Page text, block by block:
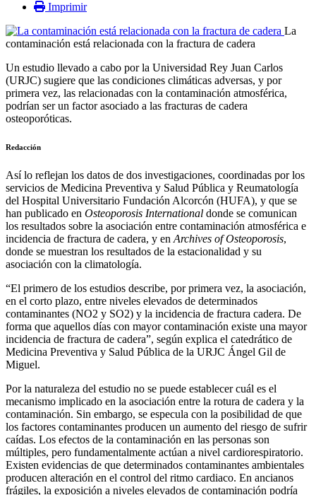
Imprimir
La
contaminación está relacionada con la fractura de cadera
Un estudio llevado a cabo por la Universidad Rey Juan Carlos
(URJC) sugiere que las condiciones climáticas adversas, y por
primera vez, las relacionadas con la contaminación atmosférica,
podrían ser un factor asociado a las fracturas de cadera
osteoporóticas.
Redacción
Así lo reflejan los datos de dos investigaciones, coordinadas por los
servicios de Medicina Preventiva y Salud Pública y Reumatología
del Hospital Universitario Fundación Alcorcón (HUFA), y que se
han publicado en Osteoporosis International donde se comunican
los resultados sobre la asociación entre contaminación atmosférica e
incidencia de fractura de cadera, y en Archives of Osteoporosis,
donde se muestran los resultados de la estacionalidad y su
asociación con la climatología.
“El primero de los estudios describe, por primera vez, la asociación,
en el corto plazo, entre niveles elevados de determinados
contaminantes (NO2 y SO2) y la incidencia de fractura cadera. De
forma que aquellos días con mayor contaminación existe una mayor
incidencia de fractura de cadera”, según explica el catedrático de
Medicina Preventiva y Salud Pública de la URJC Ángel Gil de
Miguel.
Por la naturaleza del estudio no se puede establecer cuál es el
mecanismo implicado en la asociación entre la rotura de cadera y la
contaminación. Sin embargo, se especula con la posibilidad de que
los factores contaminantes producen un aumento del riesgo de sufrir
caídas. Los efectos de la contaminación en las personas son
múltiples, pero fundamentalmente actúan a nivel cardiorespiratorio.
Existen evidencias de que determinados contaminantes ambientales
producen alteración en el control del ritmo cardiaco. En ancianos
frágiles, la exposición a niveles elevados de contaminación podría